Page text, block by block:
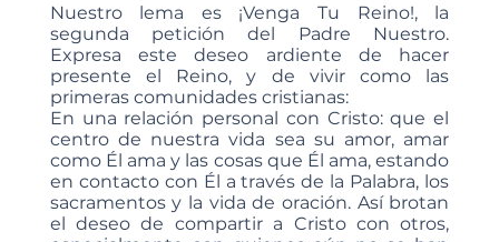
Nuestro lema es ¡Venga Tu Reino!, la
segunda petición del Padre Nuestro.
Expresa este deseo ardiente de hacer
presente el Reino, y de vivir como las
primeras comunidades cristianas:
En una relación personal con Cristo: que el
centro de nuestra vida sea su amor, amar
como Él ama y las cosas que Él ama, estando
en contacto con Él a través de la Palabra, los
sacramentos y la vida de oración. Así brotan
el deseo de compartir a Cristo con otros,